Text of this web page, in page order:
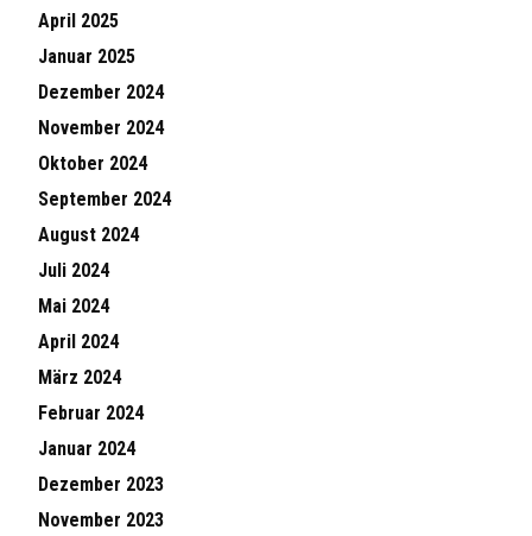
April 2025
Januar 2025
Dezember 2024
November 2024
Oktober 2024
September 2024
August 2024
Juli 2024
Mai 2024
April 2024
März 2024
Februar 2024
Januar 2024
Dezember 2023
November 2023